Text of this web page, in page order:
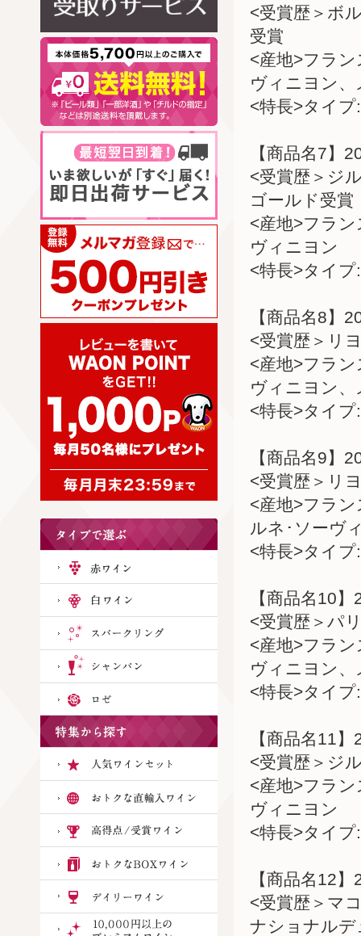
<受賞歴＞ボ
受賞
<産地>フラ
ヴィニヨン、
<特長>タイ
【商品名7】
<受賞歴＞ジ
ゴールド受賞
<産地>フラ
ヴィニヨン
<特長>タイ
【商品名8】
<受賞歴＞リ
<産地>フラ
ヴィニヨン、
<特長>タイ
【商品名9】
<受賞歴＞リ
<産地>フラ
ルネ･ソーヴ
<特長>タイ
【商品名10
<受賞歴＞パ
<産地>フラ
ヴィニヨン
<特長>タイ
【商品名11
<受賞歴＞ジ
<産地>フラ
ヴィニヨン
<特長>タイ
【商品名12
<受賞歴＞マ
ナショナルデ